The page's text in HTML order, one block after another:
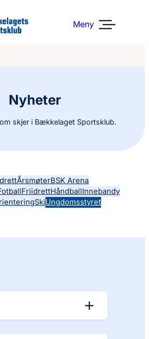
Meny
Nyheter
skjer i Bækkelaget Sportsklub.
ÅrsmøterBSK Arena
FriidrettHåndballInnebandy
SkiUngdomsstyret